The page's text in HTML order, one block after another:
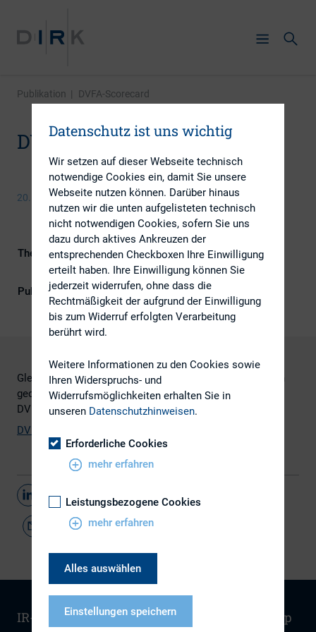
Publikation | DVFA-Scorecard
DVFA-Scorecard
20. September 2013
Themengebiet
ESG (inkl. Nachhaltigkeit &
Governance)
Publikationsform
Externe Publikationen
Gleichzeitig ist sie zur Selbstevaluation der Unternehmen
gedacht. Hier finden Sie die Stellungnahme des DIRK zur
DVFA-Scorecard.
DVFA-Scorecard
Teilen
IR-Wissen Kontakt Newsletter Sitemap
Datenschutz ist uns wichtig
Wir setzen auf dieser Webseite technisch
notwendige Cookies ein, damit Sie unsere
Webseite nutzen können. Darüber hinaus
nutzen wir die unten aufgelisteten technisch
nicht notwendigen Cookies, sofern Sie uns
dazu durch aktives Ankreuzen der
entsprechenden Checkboxen Ihre Einwilligung
erteilt haben. Ihre Einwilligung können Sie
jederzeit widerrufen, ohne dass die
Rechtmäßigkeit der aufgrund der Einwilligung
bis zum Widerruf erfolgten Verarbeitung
berührt wird.
Weitere Informationen zu den Cookies sowie
Ihren Widerspruchs- und
Widerrufsmöglichkeiten erhalten Sie in
unseren Datenschutzhinweisen.
Erforderliche Cookies
mehr erfahren
Leistungsbezogene Cookies
mehr erfahren
Alles auswählen
Einstellungen speichern